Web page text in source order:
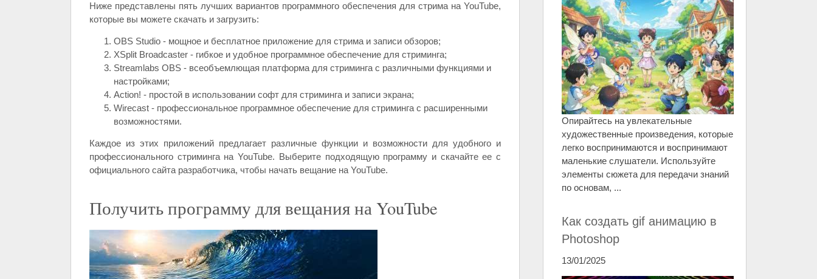
Ниже представлены пять лучших вариантов программного обеспечения для стрима на YouTube,
которые вы можете скачать и загрузить:
OBS Studio - мощное и бесплатное приложение для стрима и записи обзоров;
XSplit Broadcaster - гибкое и удобное программное обеспечение для стриминга;
Streamlabs OBS - всеобъемлющая платформа для стриминга с различными функциями и
настройками;
Action! - простой в использовании софт для стриминга и записи экрана;
Wirecast - профессиональное программное обеспечение для стриминга с расширенными
возможностями.
Каждое из этих приложений предлагает различные функции и возможности для удобного и
профессионального стриминга на YouTube. Выберите подходящую программу и скачайте ее с
официального сайта разработчика, чтобы начать вещание на YouTube.
Получить программу для вещания на YouTube
Опирайтесь на увлекательные
художественные произведения, которые
легко воспринимаются и воспринимают
маленькие слушатели. Используйте
элементы сюжета для передачи знаний
по основам, ...
Как создать gif анимацию в
Photoshop
13/01/2025